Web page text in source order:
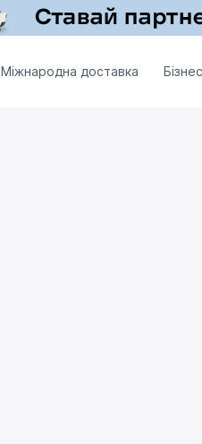
Міжнародна доставка